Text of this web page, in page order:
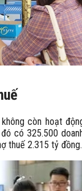
còn hoạt
có 325.500
thuế 2.315 tỷ đồng.